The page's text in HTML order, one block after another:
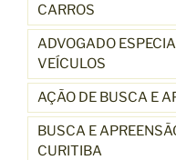
CARROS
ADVOGADO
VEÍCULOS
AÇÃO DE BUSCA E
BUSCA E
CURITIBA